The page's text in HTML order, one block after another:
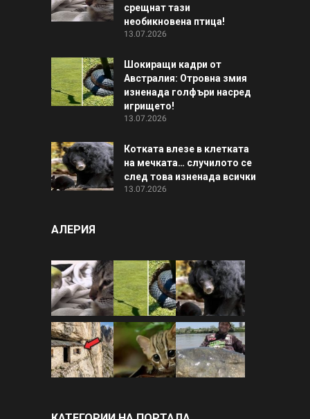
срещнат тази
необикновена птица!
13.07.2026
Шокиращи кадри от
Австралия: Отровна змия
изненада голфъри насред
игрището!
13.07.2026
Котката влезе в клетката
на мечката… случилото се
след това изненада всички
13.07.2026
АЛЕРИЯ